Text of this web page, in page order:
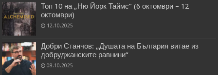
Топ 10 на „Ню Йорк Таймс” (6 октомври – 12
октомври)
12.10.2025
Добри Станчов: „Душата на България витае из
добруджанските равнини“
08.10.2025